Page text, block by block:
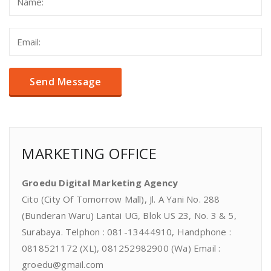
MARKETING OFFICE
Groedu Digital Marketing Agency
Cito (City Of Tomorrow Mall), Jl. A Yani No. 288
(Bunderan Waru) Lantai UG, Blok US 23, No. 3 & 5,
Surabaya. Telphon : 081-13444910, Handphone :
0818521172 (XL), 081252982900 (Wa) Email :
groedu@gmail.com